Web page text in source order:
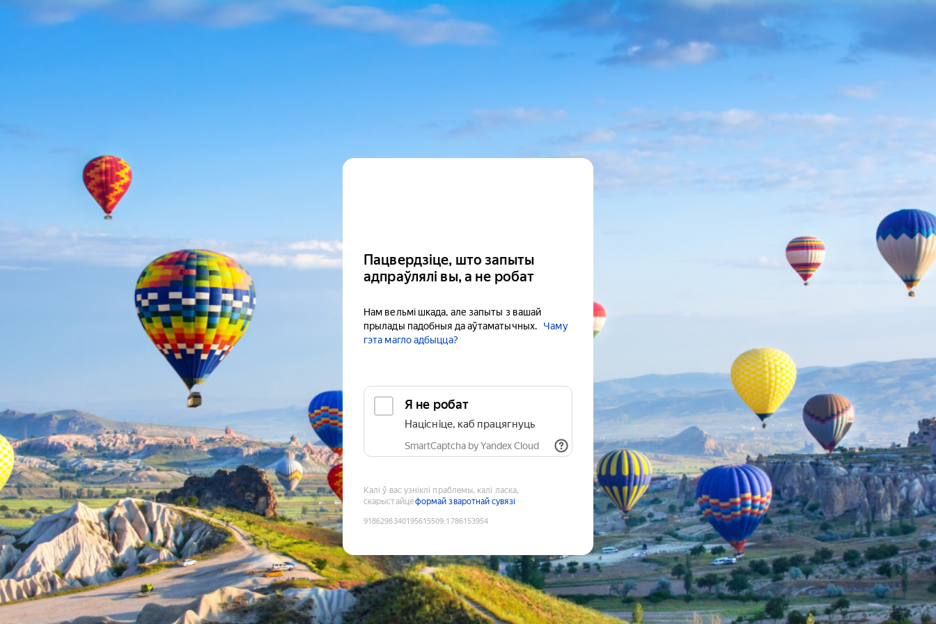
Пацвердзіце, што запыты
адпраўлялі вы, а не робат
Нам вельмі шкада, але запыты з вашай
прылады падобныя да аўтаматычных.
Чаму
гэта магло адбыцца?
Я не робат
Націсніце, каб працягнуць
SmartCaptcha by Yandex Cloud
Калі ў вас узніклі праблемы, калі ласка,
скарыстайцеформай зваротнай сувязі
9186298340195615509:1786153954